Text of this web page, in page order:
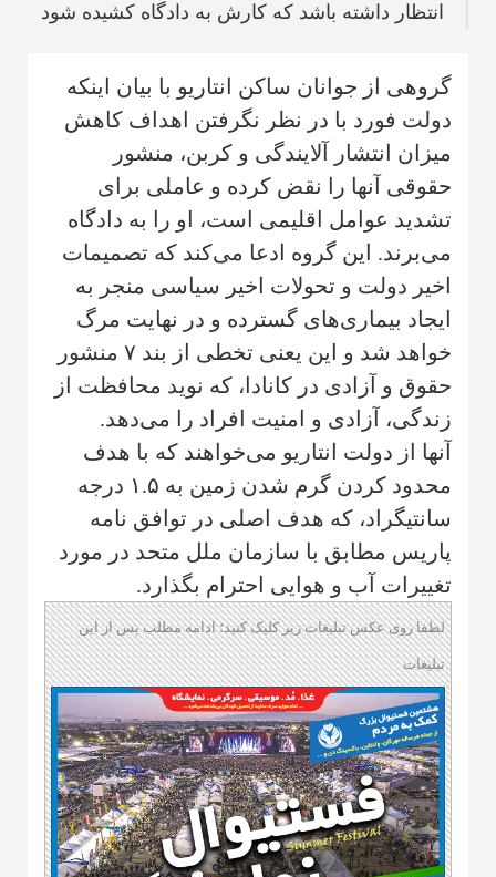
انتظار داشته باشد که کارش به دادگاه کشیده شود
گروهی از جوانان ساکن انتاریو با بیان اینكه
دولت فورد با در نظر نگرفتن اهداف كاهش
میزان انتشار آلایندگی و کربن‌، منشور
حقوقی آنها را نقض كرده و عاملی برای
تشدید عوامل اقلیمی است، او را به دادگاه
می‌برند. این گروه ادعا می‌کند که تصمیمات
اخیر دولت و تحولات اخیر سیاسی منجر به
ایجاد بیماری‌های گسترده و در نهایت مرگ
خواهد شد‌ و این یعنی تخطی از بند ۷ منشور
حقوق و آزادی در کانادا‌، که نوید محافظت از
زندگی‌، آزادی و امنیت افراد را می‌دهد.
آنها از دولت انتاریو می‌خواهند كه با هدف
محدود كردن گرم شدن زمین به ۱.۵ درجه
سانتیگراد‌، که هدف اصلی در توافق نامه
پاریس مطابق با سازمان ملل متحد در مورد
تغییرات آب و هوایی احترام بگذارد.
لطفا روی عکس تبلیغات زیر کلیک کنید؛ ادامه مطلب پس از این
تبلیغات